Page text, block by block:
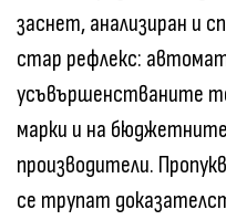
заснет, анализиран и
стар рефлекс:
усъвършенстваните
марки и на
производители.
се трупат